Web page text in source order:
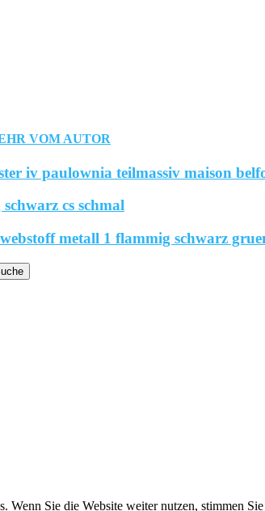
VOM AUTOR
iv paulownia teilmassiv maison
cs schmal
metall 1 flammig schwarz
Wenn Sie die Website weiter nutzen, stimmen